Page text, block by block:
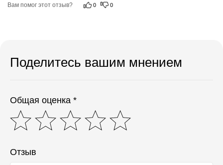
Вам помог этот отзыв? 0 0
Поделитесь вашим мнением
Общая оценка *
Отзыв